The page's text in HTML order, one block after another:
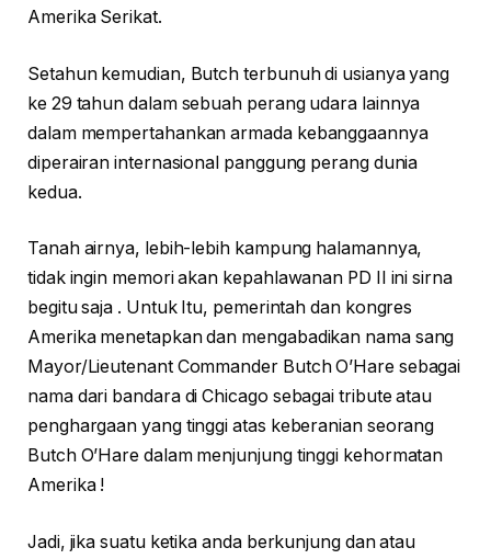
Amerika Serikat.
Setahun kemudian, Butch terbunuh di usianya yang
ke 29 tahun dalam sebuah perang udara lainnya
dalam mempertahankan armada kebanggaannya
diperairan internasional panggung perang dunia
kedua.
Tanah airnya, lebih-lebih kampung halamannya,
tidak ingin memori akan kepahlawanan PD II ini sirna
begitu saja . Untuk Itu, pemerintah dan kongres
Amerika menetapkan dan mengabadikan nama sang
Mayor/Lieutenant Commander Butch O’Hare sebagai
nama dari bandara di Chicago sebagai tribute atau
penghargaan yang tinggi atas keberanian seorang
Butch O’Hare dalam menjunjung tinggi kehormatan
Amerika !
Jadi, jika suatu ketika anda berkunjung dan atau